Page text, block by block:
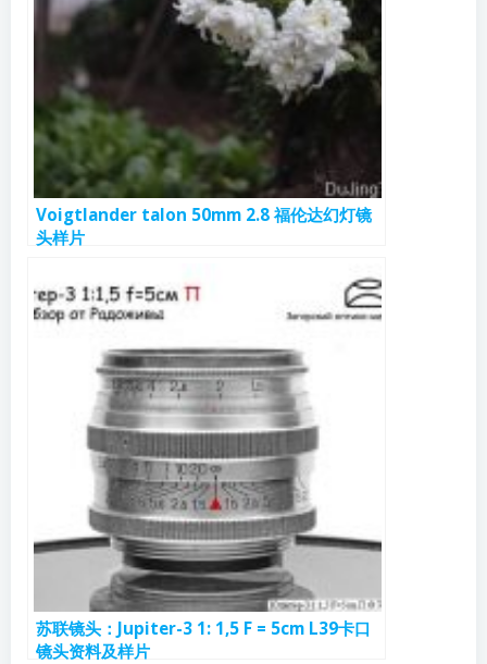
Voigtlander talon 50mm 2.8 福伦达幻灯镜
头样片
苏联镜头：Jupiter-3 1: 1,5 F = 5cm L39卡口
镜头资料及样片